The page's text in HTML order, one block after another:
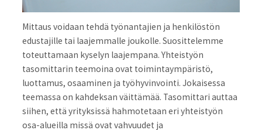
Mittaus voidaan tehdä työnantajien ja henkilöstön
edustajille tai laajemmalle joukolle. Suosittelemme
toteuttamaan kyselyn laajempana. Yhteistyön
tasomittarin teemoina ovat toimintaympäristö,
luottamus, osaaminen ja työhyvinvointi. Jokaisessa
teemassa on kahdeksan väittämää. Tasomittari auttaa
siihen, että yrityksissä hahmotetaan eri yhteistyön
osa-alueilla missä ovat vahvuudet ja